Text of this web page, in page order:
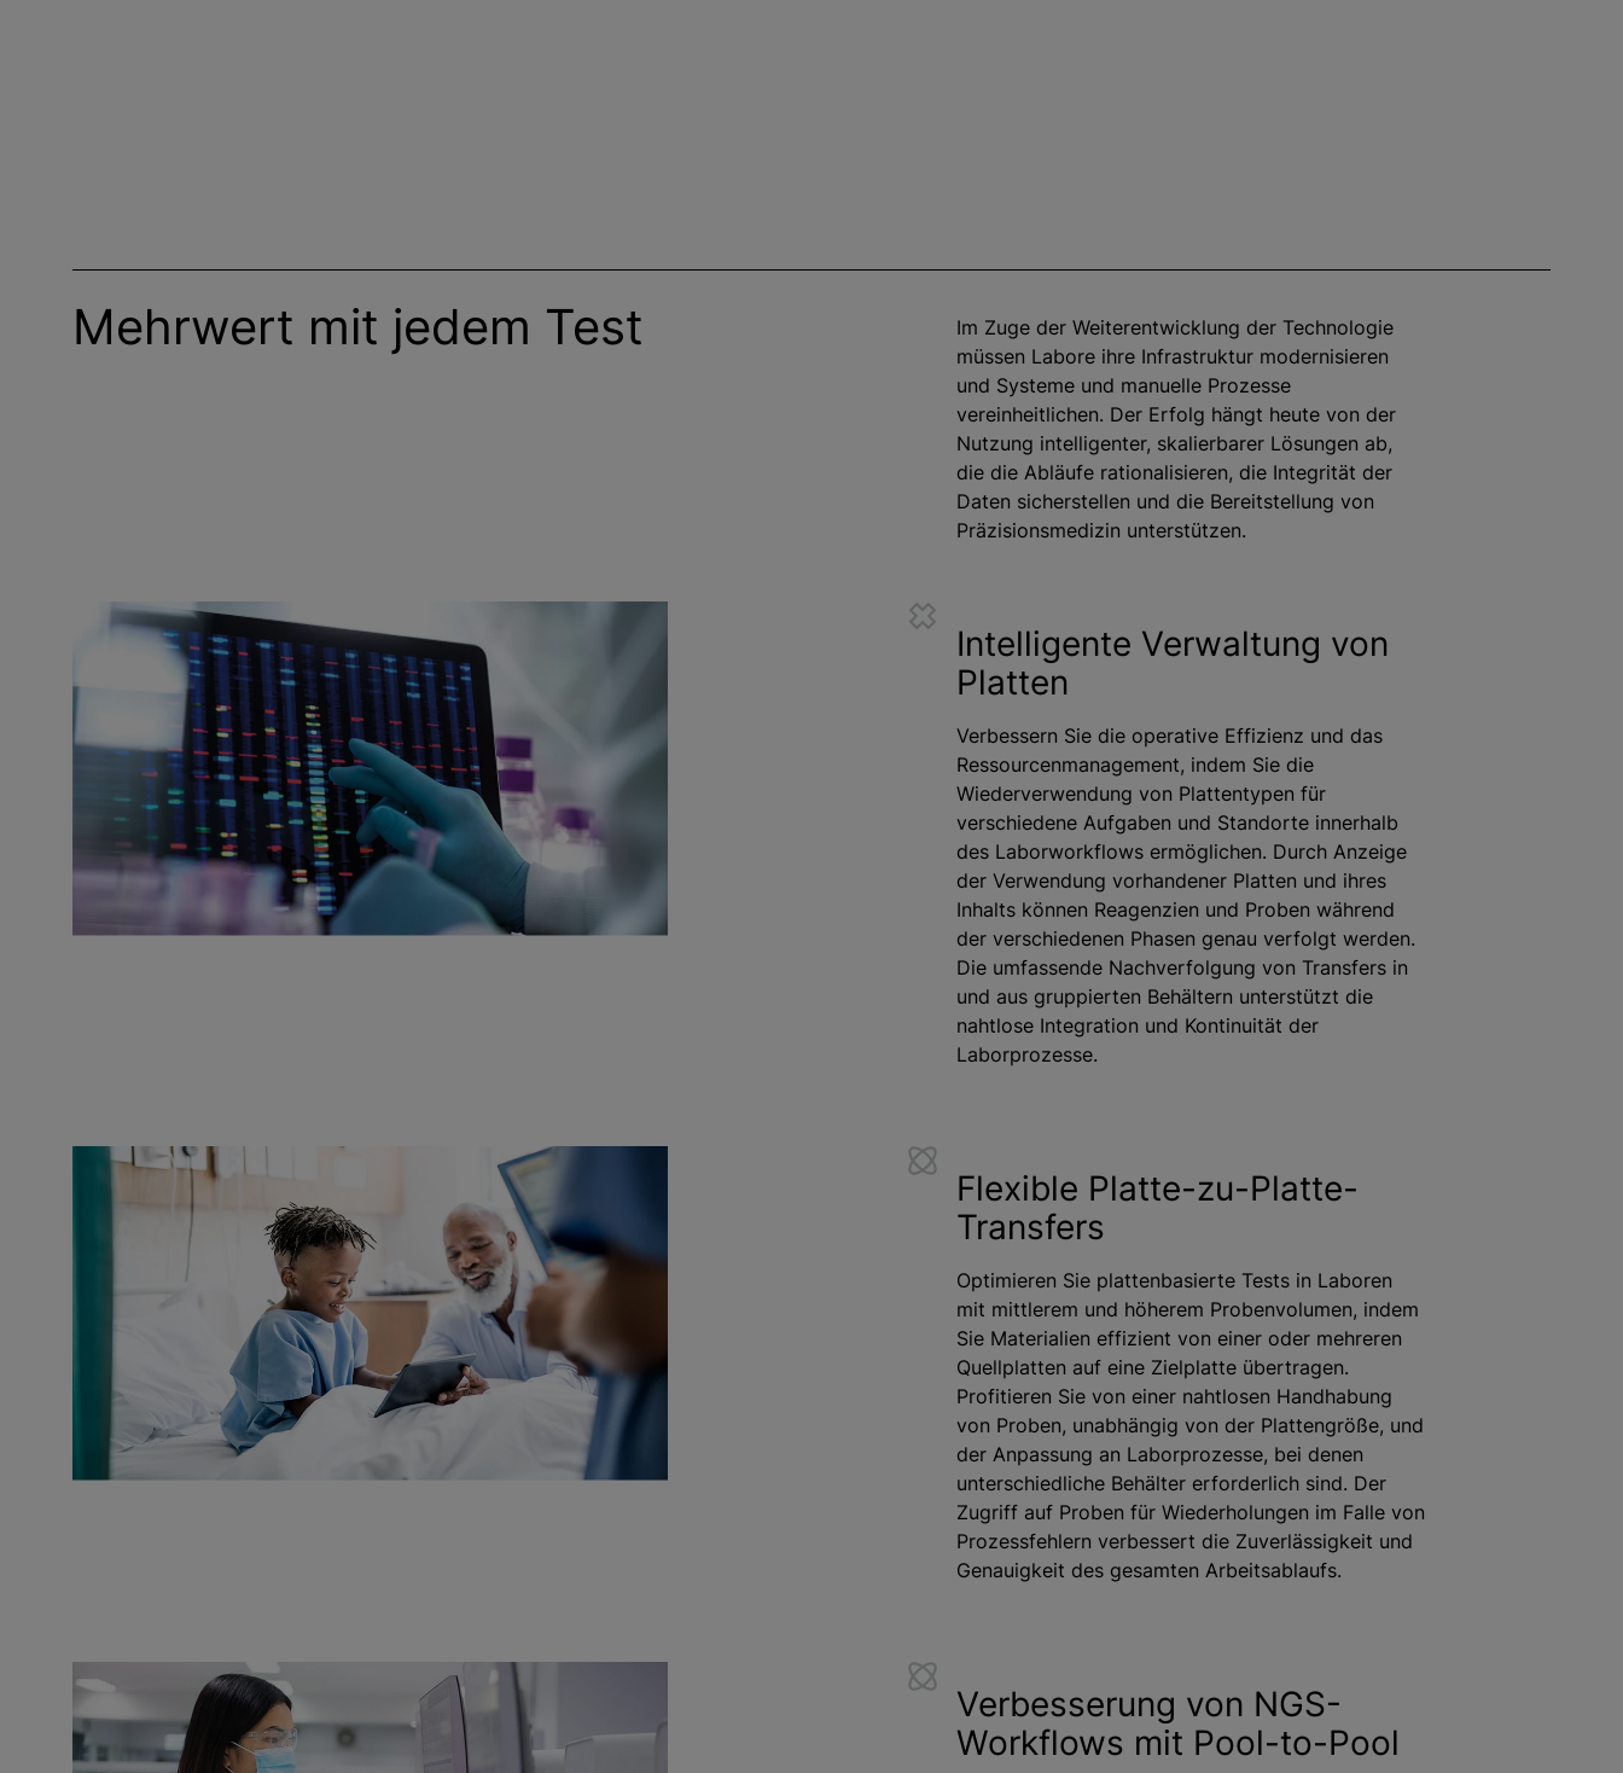
Mehrwert mit jedem Test
Im Zuge der Weiterentwicklung der Technologie
müssen Labore ihre Infrastruktur modernisieren
und Systeme und manuelle Prozesse
vereinheitlichen. Der Erfolg hängt heute von der
Nutzung intelligenter, skalierbarer Lösungen ab,
die die Abläufe rationalisieren, die Integrität der
Daten sicherstellen und die Bereitstellung von
Präzisionsmedizin unterstützen.
Intelligente Verwaltung von
Platten
Verbessern Sie die operative Effizienz und das
Ressourcenmanagement, indem Sie die
Wiederverwendung von Plattentypen für
verschiedene Aufgaben und Standorte innerhalb
des Laborworkflows ermöglichen. Durch Anzeige
der Verwendung vorhandener Platten und ihres
Inhalts können Reagenzien und Proben während
der verschiedenen Phasen genau verfolgt werden.
Die umfassende Nachverfolgung von Transfers in
und aus gruppierten Behältern unterstützt die
nahtlose Integration und Kontinuität der
Laborprozesse.
Flexible Platte-zu-Platte-
Transfers
Optimieren Sie plattenbasierte Tests in Laboren
mit mittlerem und höherem Probenvolumen, indem
Sie Materialien effizient von einer oder mehreren
Quellplatten auf eine Zielplatte übertragen.
Profitieren Sie von einer nahtlosen Handhabung
von Proben, unabhängig von der Plattengröße, und
der Anpassung an Laborprozesse, bei denen
unterschiedliche Behälter erforderlich sind. Der
Zugriff auf Proben für Wiederholungen im Falle von
Prozessfehlern verbessert die Zuverlässigkeit und
Genauigkeit des gesamten Arbeitsablaufs.
Verbesserung von NGS-
Workflows mit Pool-to-Pool